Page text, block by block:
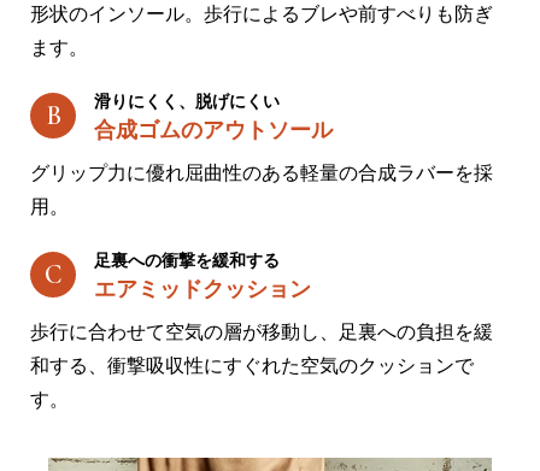
形状のインソール。歩行によるブレや前すべりも防ぎ
ます。
滑りにくく、脱げにくい
合成ゴムのアウトソール
グリップ力に優れ屈曲性のある軽量の合成ラバーを採
用。
足裏への衝撃を緩和する
エアミッドクッション
歩行に合わせて空気の層が移動し、足裏への負担を緩
和する、衝撃吸収性にすぐれた空気のクッションで
す。